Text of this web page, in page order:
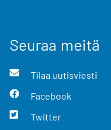
Seuraa meitä
Tilaa uutisviesti
Facebook
Twitter